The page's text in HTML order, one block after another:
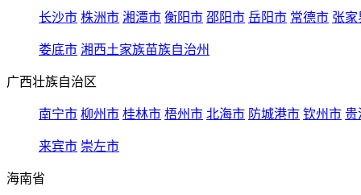
长沙市 株洲市 湘潭市 衡阳市 邵阳市 岳阳市 常德市 张家
娄底市 湘西土家族苗族自治州
广西壮族自治区
南宁市 柳州市 桂林市 梧州市 北海市 防城港市 钦州市 贵
来宾市 崇左市
海南省